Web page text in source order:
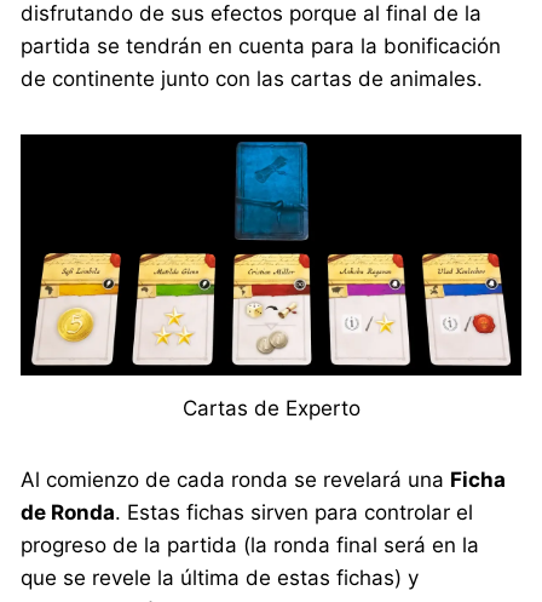
disfrutando de sus efectos porque al final de la
partida se tendrán en cuenta para la bonificación
de continente junto con las cartas de animales.
Cartas de Experto
Al comienzo de cada ronda se revelará una Ficha
de Ronda. Estas fichas sirven para controlar el
progreso de la partida (la ronda final será en la
que se revele la última de estas fichas) y